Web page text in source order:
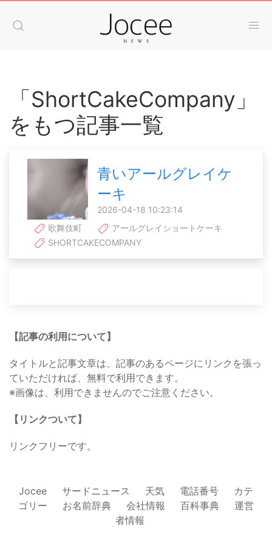
「ShortCakeCompany」
をもつ記事一覧
青いアールグレイケ
ーキ
2026-04-18 10:23:14
歌舞伎町
アールグレイショートケーキ
SHORTCAKECOMPANY
【記事の利用について】
タイトルと記事文章は、記事のあるページにリンクを張っ
ていただければ、無料で利用できます。
※画像は、利用できませんのでご注意ください。
【リンクついて】
リンクフリーです。
Jocee サードニュース 天気 電話番号
カテ
ゴリー
お名前辞典 会社情報 百科事典
運営
者情報